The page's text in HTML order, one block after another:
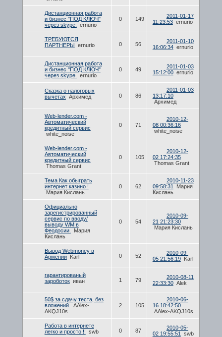
Дистанционная работа
и бизнес "ПОД КЛЮЧ"
через skype.
ernurio
0 149
2011-01-17
11:23:53 ernurio
ТРЕБУЮТСЯ
ПАРТНЕРЫ ernurio 0 56
2011-01-10
16:06:34 ernurio
Дистанционная работа
и бизнес "ПОД КЛЮЧ"
через skype.
ernurio
0 49
2011-01-03
15:12:00 ernurio
Сказка о налоговых
вычетах Архимед 0 86
2011-01-03
13:17:10
Архимед
Web-lender.com -
Автоматический
кредитный сервис
white_noise
0 71
2010-12-
08 00:36:16
white_noise
Web-lender.com -
Автоматический
кредитный сервис
Thomas Grant
0 105
2010-12-
02 17:24:35
Thomas Grant
Тема Как обыграть
интернет казино !
Мария Кислань
0 62
2010-11-23
09:58:31
Мария
Кислань
Официально
зарегистрированный
сервис по вводу/
выводу WM в
Феодосии.
Мария
Кислань
0 54
2010-09-
21 21:23:30
Мария Кислань
Вывод Webmoney в
Армении
Karl 0 52
2010-09-
05 21:56:19
Karl
гарантированый
зароботок иван 1 79
2010-08-11
22:33:30 Alek
50$ за сдачу теста, без
вложений.
AAlex-
AKQJ10s
2 105
2010-06-
16 18:42:50
AAlex-AKQJ10s
Работа в интернете
легко и просто !! swb 0 87
2010-05-
02 19:55:51
swb